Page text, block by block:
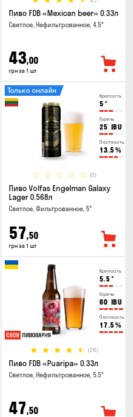
Пиво FDB «Mexican beer» 0.33л
Светлое, Нефильтрованное, 4.5°
43,00
грн за 1 шт
Крепость
5 °
Горечь
25 IBU
Плотность
13.5 %
(0)
Только онлайн
Пиво Volfas Engelman Galaxy
Lager 0.568л
Светлое, Фильтрованное, 5°
57,50
грн за 1 шт
Крепость
5.5 °
Горечь
60 IBU
Плотность
17.5 %
(26)
Пиво FDB «Puaripa» 0.33л
Светлое, Нефильтрованное, 5.5°
47,50